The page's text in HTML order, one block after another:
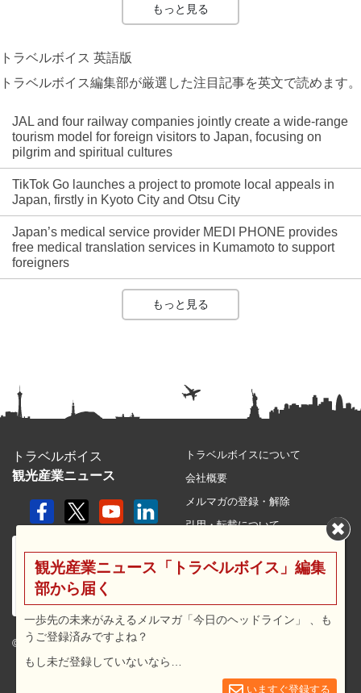
もっと見る
トラベルボイス 英語版
トラベルボイス編集部が厳選した注目記事を英文で読めます。
JAL and four railway companies jointly create a wide-range
tourism model for foreign visitors to Japan, focusing on
pilgrim and spiritual cultures
TikTok Go launches a project to promote local appeals in
Japan, firstly in Kyoto City and Otsu City
Japan’s medical service provider MEDI PHONE provides
free medical translation services in Kumamoto to support
foreigners
もっと見る
トラベルボイス
観光産業ニュース
© 2026 travel voice.
トラベルボイスについて
会社概要
メルマガの登録・解除
引用・転載について
利用規約
広告メニュー・料金
観光産業ニュース「トラベルボイス」編集
部から届く
一歩先の未来がみえるメルマガ「今日のヘッドライン」 、も
うご登録済みですよね？
もし未だ登録していないなら…
いますぐ登録する